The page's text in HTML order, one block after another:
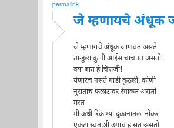
permalink
जे म्हणायचे अंधूक
जे म्हणायचे अंधूक जाणवत असते
तान्हुला कुणी आईस चाचपत असतो
क्या बात हे चित्तजी!
येणारच नसते गाडी कुठली, कोणी
नुसताच फलाटावर रेंगाळत असतो
मस्त
मी कधी रिकाम्या दुकानातला नोकर
एकटा स्वतःशी उगाच हासत असतो